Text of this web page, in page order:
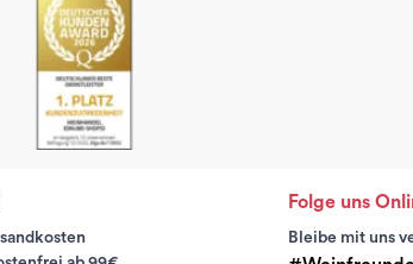
Folge uns
Bleibe mit uns